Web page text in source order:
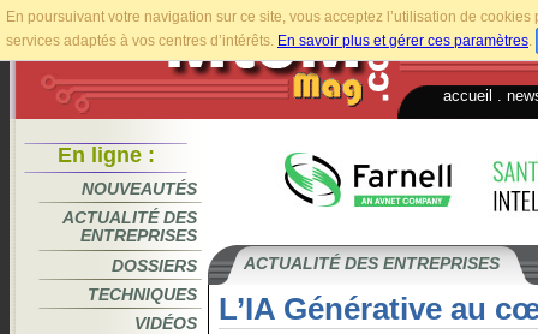
En poursuivant votre navigation sur ce site, vous acceptez l’utilisation de
services adaptés à vos centres d’intérêts. En savoir plus et gérer ces paramètres.
accueil
En ligne :
NOUVEAUTÉS
ACTUALITÉ DES
ENTREPRISES
DOSSIERS
TECHNIQUES
VIDÉOS
ACTUALITÉ DES ENTREPRISES
L’IA Générative au